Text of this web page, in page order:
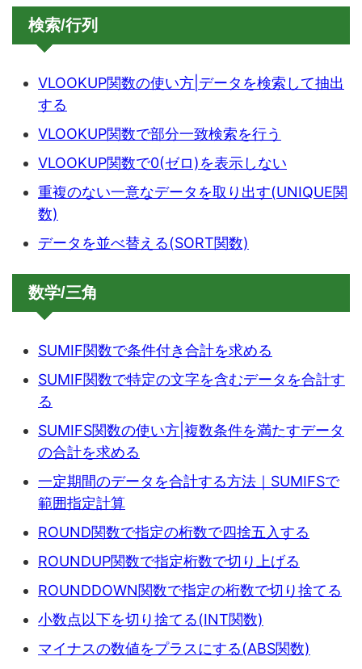
検索/行列
VLOOKUP関数の使い方|データを検索して抽出
する
VLOOKUP関数で部分一致検索を行う
VLOOKUP関数で0(ゼロ)を表示しない
重複のない一意なデータを取り出す(UNIQUE関
数)
データを並べ替える(SORT関数)
数学/三角
SUMIF関数で条件付き合計を求める
SUMIF関数で特定の文字を含むデータを合計す
る
SUMIFS関数の使い方|複数条件を満たすデータ
の合計を求める
一定期間のデータを合計する方法｜SUMIFSで
範囲指定計算
ROUND関数で指定の桁数で四捨五入する
ROUNDUP関数で指定桁数で切り上げる
ROUNDDOWN関数で指定の桁数で切り捨てる
小数点以下を切り捨てる(INT関数)
マイナスの数値をプラスにする(ABS関数)